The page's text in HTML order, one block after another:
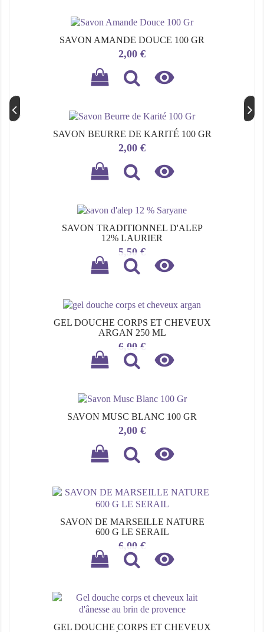
SAVON AMANDE DOUCE 100 GR
Prix
2,00 €

SAVON BEURRE DE KARITÉ 100 GR
Prix
2,00 €

SAVON TRADITIONNEL D'ALEP
12% LAURIER
Prix
5,50 €

GEL DOUCHE CORPS ET CHEVEUX
ARGAN 250 ML
Prix
6,00 €

SAVON MUSC BLANC 100 GR
Prix
2,00 €

SAVON DE MARSEILLE NATURE
600 G LE SERAIL
Prix
6,00 €

GEL DOUCHE CORPS ET CHEVEUX